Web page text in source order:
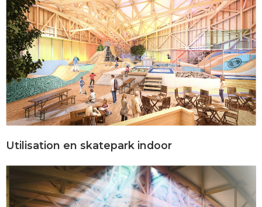
Utilisation en skatepark indoor